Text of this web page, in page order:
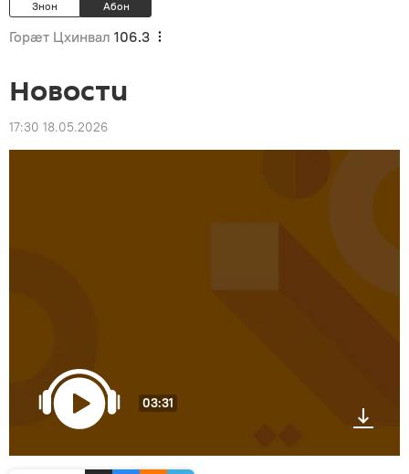
Знон Абон
Горӕт Цхинвал 106.3
Новости
17:30 18.05.2026
03:31